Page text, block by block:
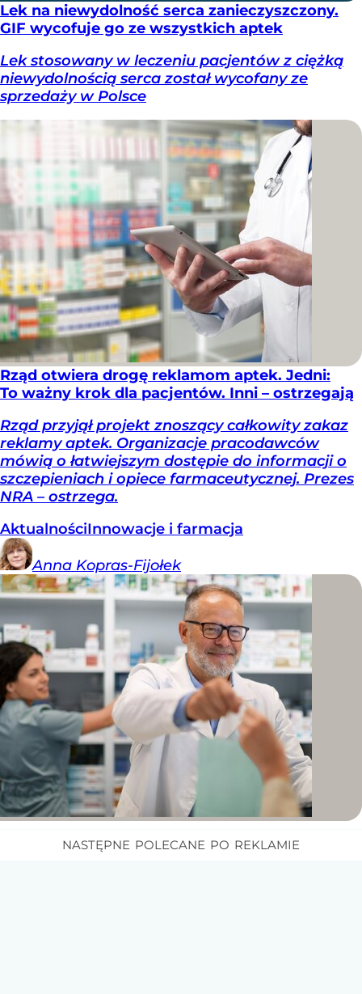
Lek na niewydolność serca zanieczyszczony.
GIF wycofuje go ze wszystkich aptek
Lek stosowany w leczeniu pacjentów z ciężką
niewydolnością serca został wycofany ze
sprzedaży w Polsce
Rząd otwiera drogę reklamom aptek. Jedni:
To ważny krok dla pacjentów. Inni – ostrzegają
Rząd przyjął projekt znoszący całkowity zakaz
reklamy aptek. Organizacje pracodawców
mówią o łatwiejszym dostępie do informacji o
szczepieniach i opiece farmaceutycznej. Prezes
NRA – ostrzega.
AktualnościInnowacje i farmacja
Anna Kopras-Fijołek